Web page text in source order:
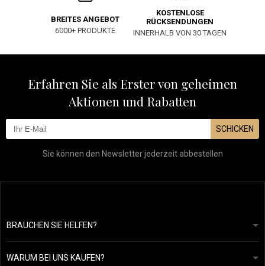
BREITES ANGEBOT
6000+ PRODUKTE
KOSTENLOSE
RÜCKSENDUNGEN
INNERHALB VON 30 TAGEN
Erfahren Sie als Erster von geheimen
Aktionen und Rabatten
SCHICKEN
Sie können den Newsletter jederzeit abbestellen
BRAUCHEN SIE HELFEN?
info@mapeja.de
Wir werden innerhalb von 24 Stunden antworten.
WARUM BEI UNS KAUFEN?
Allgemeine geschäftsbedingungen
Datenschutzerklärung
Unsere Geschichte